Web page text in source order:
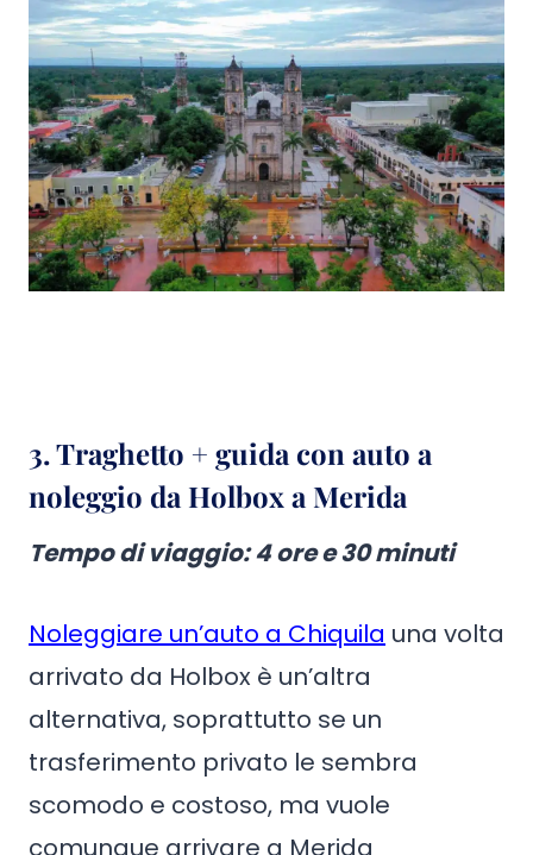
3. Traghetto + guida con auto a
noleggio da Holbox a Merida
Tempo di viaggio: 4 ore e 30 minuti
Noleggiare un’auto a Chiquila una volta
arrivato da Holbox è un’altra
alternativa, soprattutto se un
trasferimento privato le sembra
scomodo e costoso, ma vuole
comunque arrivare a Merida